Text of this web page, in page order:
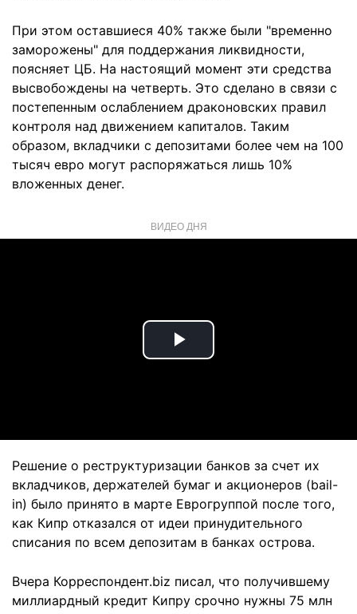
При этом оставшиеся 40% также были "временно
заморожены" для поддержания ликвидности,
поясняет ЦБ. На настоящий момент эти средства
высвобождены на четверть. Это сделано в связи с
постепенным ослаблением драконовских правил
контроля над движением капиталов. Таким
образом, вкладчики с депозитами более чем на 100
тысяч евро могут распоряжаться лишь 10%
вложенных денег.
ВИДЕО ДНЯ
Play
Решение о реструктуризации банков за счет их
вкладчиков, держателей бумаг и акционеров (bail-
in) было принято в марте Еврогруппой после того,
как Кипр отказался от идеи принудительного
списания по всем депозитам в банках острова.
Вчера Корреспондент.biz писал, что получившему
миллиардный кредит Кипру срочно нужны 75 млн